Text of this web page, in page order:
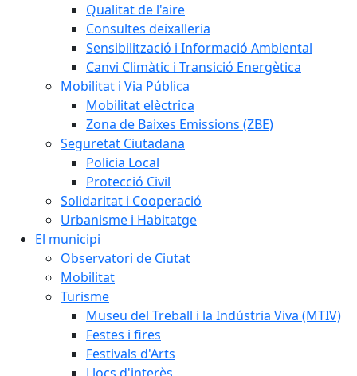
Qualitat de l'aire
Consultes deixalleria
Sensibilització i Informació Ambiental
Canvi Climàtic i Transició Energètica
Mobilitat i Via Pública
Mobilitat elèctrica
Zona de Baixes Emissions (ZBE)
Seguretat Ciutadana
Policia Local
Protecció Civil
Solidaritat i Cooperació
Urbanisme i Habitatge
El municipi
Observatori de Ciutat
Mobilitat
Turisme
Museu del Treball i la Indústria Viva (MTIV)
Festes i fires
Festivals d'Arts